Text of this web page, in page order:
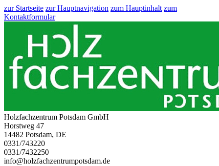
zur Startseite zur Hauptnavigation zum Hauptinhalt zum
Kontaktformular
Holzfachzentrum Potsdam GmbH
Horstweg 47
14482 Potsdam, DE
0331/743220
0331/7432250
info@holzfachzentrumpotsdam.de